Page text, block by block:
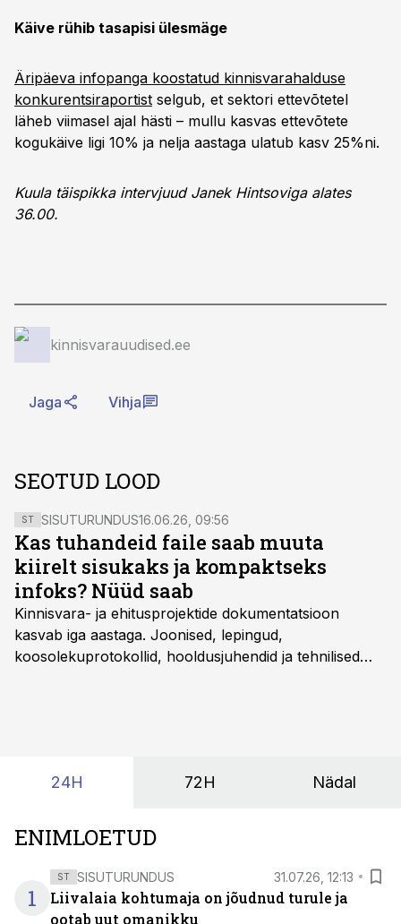
Käive rühib tasapisi ülesmäge
Äripäeva infopanga koostatud kinnisvarahalduse
konkurentsiraportist selgub, et sektori ettevõtetel
läheb viimasel ajal hästi – mullu kasvas ettevõtete
kogukäive ligi 10% ja nelja aastaga ulatub kasv 25%ni.
Kuula täispikka intervjuud Janek Hintsoviga alates
36.00.
kinnisvarauudised.ee
Jaga Vihja
SEOTUD LOOD
ST SISUTURUNDUS16.06.26, 09:56
Kas tuhandeid faile saab muuta
kiirelt sisukaks ja kompaktseks
infoks? Nüüd saab
Kinnisvara- ja ehitusprojektide dokumentatsioon
kasvab iga aastaga. Joonised, lepingud,
koosolekuprotokollid, hooldusjuhendid ja tehnilised
24H 72H Nädal
ENIMLOETUD
1
ST SISUTURUNDUS 31.07.26, 12:13
Liivalaia kohtumaja on jõudnud turule ja
ootab uut omanikku